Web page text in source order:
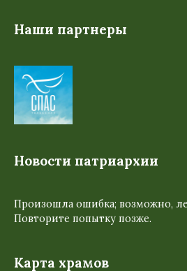
Наши партнеры
Новости патриархии
Произошла ошибка; возможно,
Повторите попытку позже.
Карта храмов